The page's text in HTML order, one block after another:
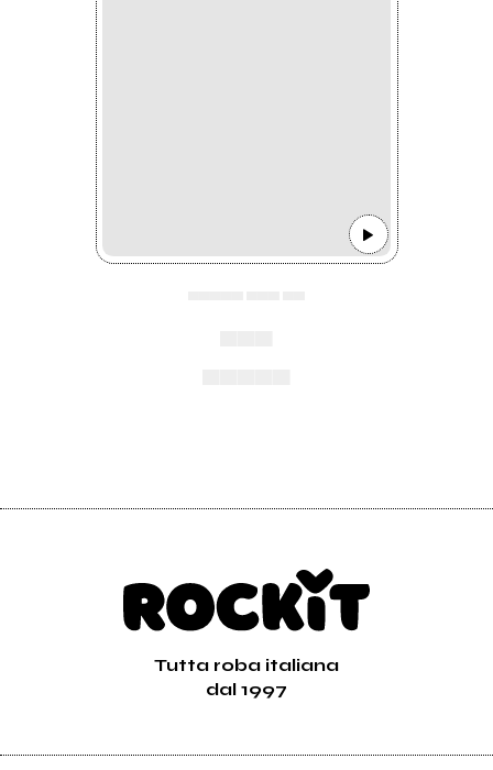
Tutta roba italiana
dal 1997